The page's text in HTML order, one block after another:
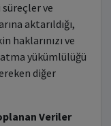
ve
aktarıldığı,
haklarınızı ve
yükümlülüğü
diğer
Veriler